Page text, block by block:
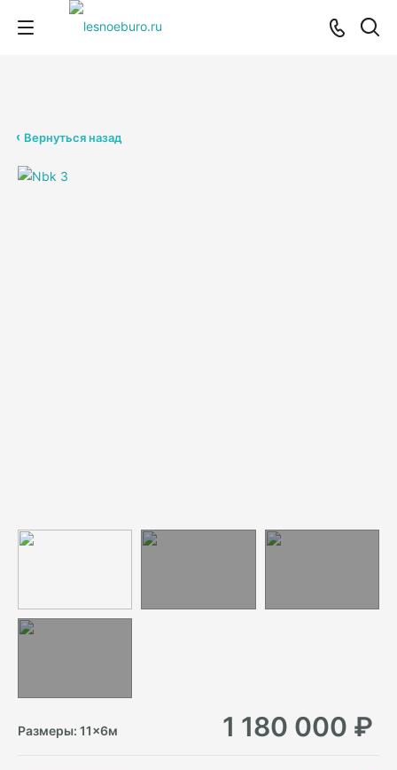
Вернуться назад
Размеры: 11×6м 1 180 000 ₽